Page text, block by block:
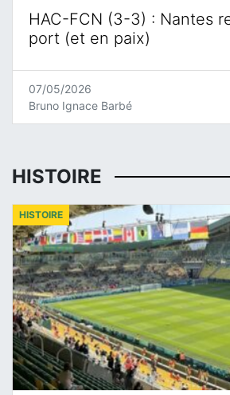
HAC-FCN (3-3) : Nantes
port (et en paix)
07/05/2026
Bruno Ignace Barbé
HISTOIRE
HISTOIRE